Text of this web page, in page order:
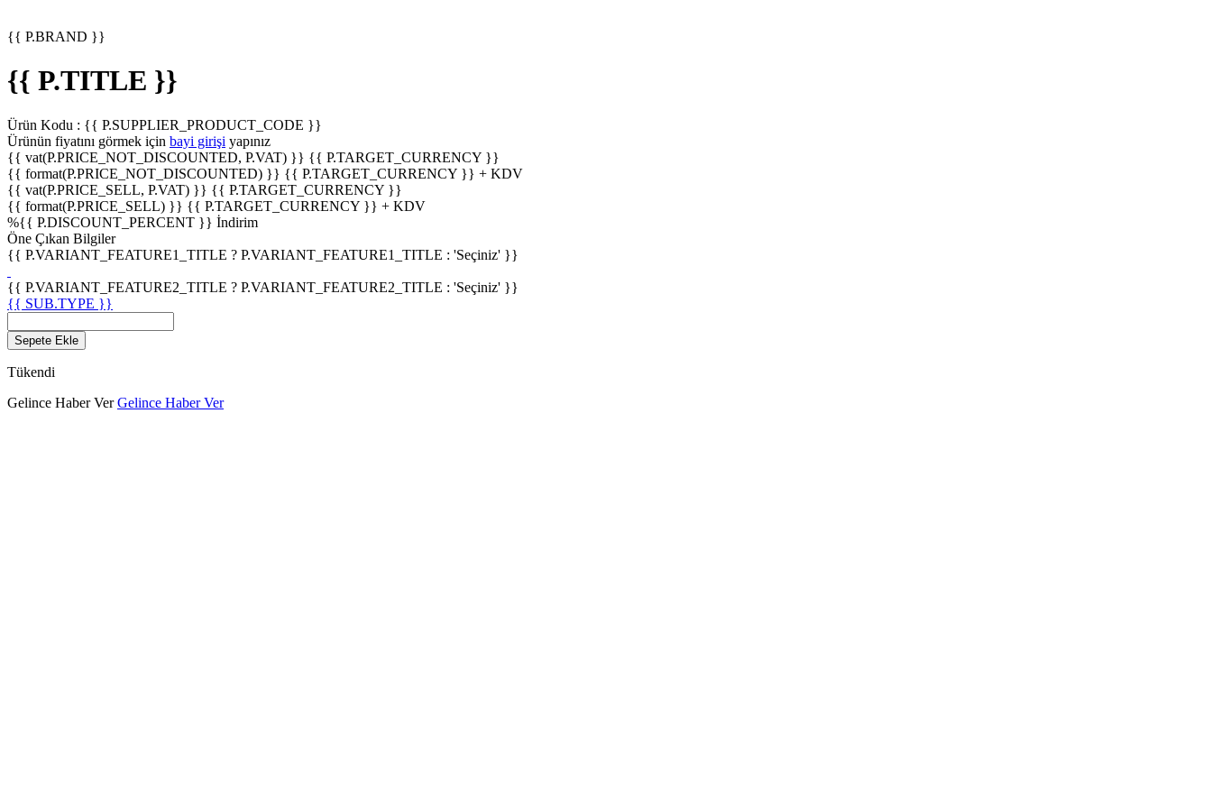
{{ P.BRAND }}
{{ P.TITLE }}
Ürün Kodu : {{ P.SUPPLIER_PRODUCT_CODE }}
Ürünün fiyatını görmek için bayi girişi yapınız
{{ vat(P.PRICE_NOT_DISCOUNTED, P.VAT) }} {{ P.TARGET_CURRENCY }}
{{ format(P.PRICE_NOT_DISCOUNTED) }} {{ P.TARGET_CURRENCY }} + KDV
{{ vat(P.PRICE_SELL, P.VAT) }} {{ P.TARGET_CURRENCY }}
{{ format(P.PRICE_SELL) }} {{ P.TARGET_CURRENCY }} + KDV
%{{ P.DISCOUNT_PERCENT }} İndirim
Öne Çıkan Bilgiler
{{ P.VARIANT_FEATURE1_TITLE ? P.VARIANT_FEATURE1_TITLE : 'Seçiniz' }}
{{ P.VARIANT_FEATURE2_TITLE ? P.VARIANT_FEATURE2_TITLE : 'Seçiniz' }}
{{ SUB.TYPE }}
Sepete Ekle
Tükendi
Gelince Haber Ver Gelince Haber Ver